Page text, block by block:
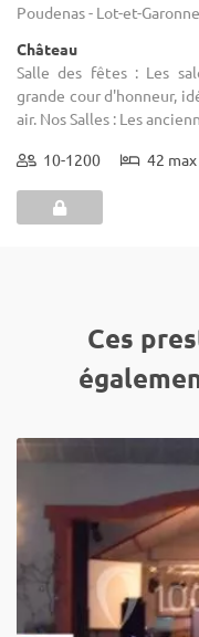
Poudenas - Lot-et-
Château
Salle des fêtes : Les
grande cour d'honneur,
air. Nos Salles : Les
10-1200 42 max
Ces